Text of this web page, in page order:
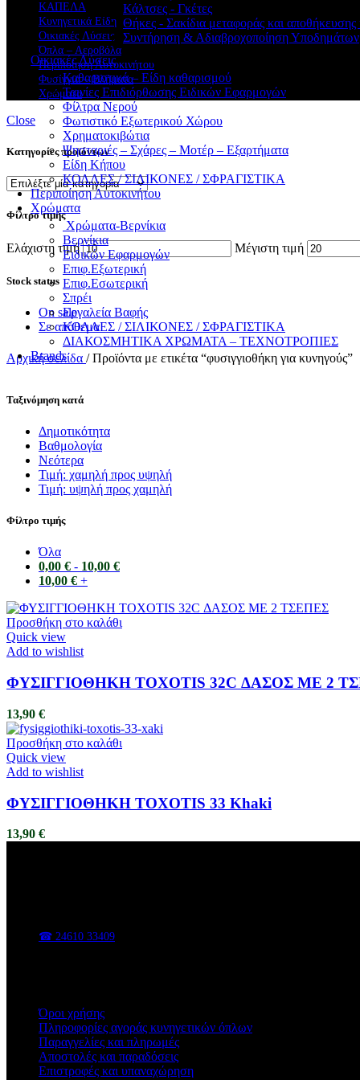
Κάλτσες - Γκέτες
Θήκες - Σακίδια μεταφοράς και
Συντήρηση & Αδιαβροχοποίηση Υποδημάτων
Οικιακές Λύσεις
Καθαριστικά – Είδη καθαρισμού
Ταινίες Επιδιόρθωσης Ειδικών Εφαρμογών
Φίλτρα Νερού
Φωτιστικό Εξωτερικού Χώρου
Χρηματοκιβώτια
Ψησταριές – Σχάρες – Μοτέρ – Εξαρτήματα
Είδη Κήπου
ΚΟΛΛΕΣ / ΣΙΛΙΚΟΝΕΣ / ΣΦΡΑΓΙΣΤΙΚΑ
Περιποίηση Αυτοκινήτου
Χρώματα
Χρώματα-Βερνίκια
Βερνίκια
Ειδικών Εφαρμογών
Επιφ.Εξωτερική
Επιφ.Εσωτερική
Σπρέι
Εργαλεία Βαφής
ΚΟΛΛΕΣ / ΣΙΛΙΚΟΝΕΣ / ΣΦΡΑΓΙΣΤΙΚΑ
ΔΙΑΚΟΣΜΗΤΙΚΑ ΧΡΩΜΑΤΑ – ΤΕΧΝΟΤΡΟΠΙΕΣ
Brands
ΚΑΠΕΛΑ
Κυνηγετικά Είδη
Οικιακές Λύσεις
Όπλα – Αεροβόλα
Περιποίηση Αυτοκινήτου
Φυσίγγια – Βλήματα
Χρώματα
Close
Κατηγορίες προϊόντων
Φίλτρο τιμής
Ελάχιστη τιμή Μέγιστη τιμή
Stock status
On sale
Σε απόθεμα
Αρχική σελίδα / Προϊόντα με ετικέτα “φυσιγγιοθήκη για κυνηγούς”
Ταξινόμηση κατά
Δημοτικότητα
Bαθμολογία
Νεότερα
Τιμή: χαμηλή προς υψηλή
Τιμή: υψηλή προς χαμηλή
Φίλτρο τιμής
Όλα
0,00 € - 10,00 €
10,00 € +
Προσθήκη στο καλάθι
Quick view
Add to wishlist
ΦΥΣΙΓΓΙΟΘΗΚΗ TOXOTIS 32C ΔΑΣΟΣ ΜΕ 2
13,90 €
Προσθήκη στο καλάθι
Quick view
Add to wishlist
ΦΥΣΙΓΓΙΟΘΗΚΗ TOXOTIS 33 Khaki
13,90 €
☎ 24610 33409
Όροι χρήσης
Πληροφορίες αγοράς κυνηγετικών όπλων
Παραγγελίες και πληρωμές
Αποστολές και παραδόσεις
Επιστροφές και υπαναχώρηση